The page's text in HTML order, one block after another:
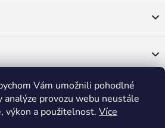
Vám umožnili pohodlné
analýze provozu webu neustále
výkon a použitelnost. Více